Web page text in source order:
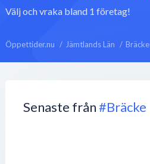
Välj och vraka bland 1 företag!
Öppettider.nu Jämtlands Län Bräcke
Senaste från#Bräcke